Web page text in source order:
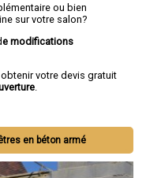
ou bien
sur votre salon?
e modifications
votre devis gratuit
en béton armé